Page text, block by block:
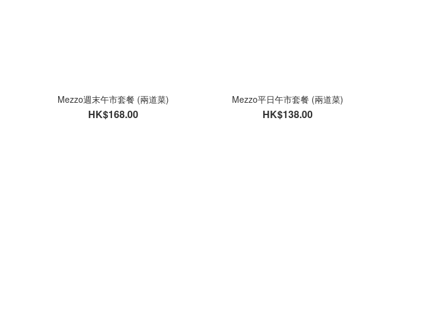
Mezzo週末午市套餐 (兩道菜)
HK$168.00
Mezzo平日午市套餐 (兩道菜)
HK$138.00